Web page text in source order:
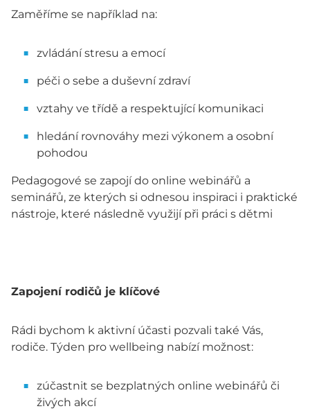
Zaměříme se například na:
zvládání stresu a emocí
péči o sebe a duševní zdraví
vztahy ve třídě a respektující komunikaci
hledání rovnováhy mezi výkonem a osobní
pohodou
Pedagogové se zapojí do online webinářů a
seminářů, ze kterých si odnesou inspiraci i praktické
nástroje, které následně využijí při práci s dětmi
Zapojení rodičů je klíčové
Rádi bychom k aktivní účasti pozvali také Vás,
rodiče. Týden pro wellbeing nabízí možnost:
zúčastnit se bezplatných online webinářů či
živých akcí